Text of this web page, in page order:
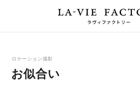
ロケーション撮影
お似合い